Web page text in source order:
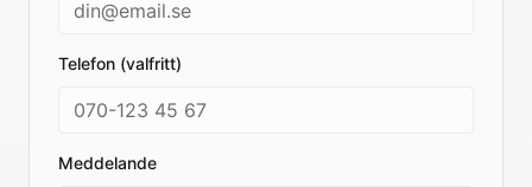
Telefon (valfritt)
Meddelande